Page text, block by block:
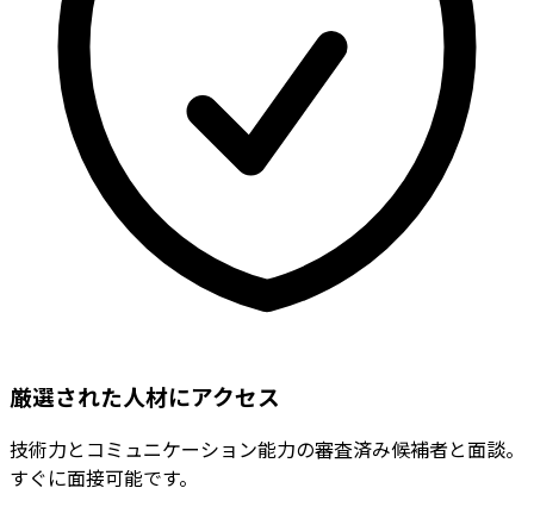
厳選された人材にアクセス
技術力とコミュニケーション能力の審査済み候補者と面談。
すぐに面接可能です。